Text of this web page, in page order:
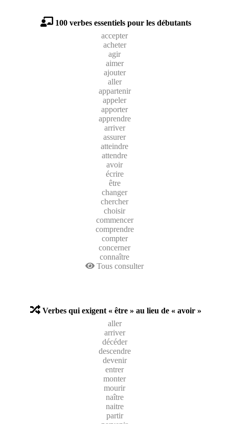
100 verbes essentiels pour les débutants
accepter
acheter
agir
aimer
ajouter
aller
appartenir
appeler
apporter
apprendre
arriver
assurer
atteindre
attendre
avoir
écrire
être
changer
chercher
choisir
commencer
comprendre
compter
concerner
connaître
Tous consulter
Verbes qui exigent « être » au lieu de « avoir »
aller
arriver
décéder
descendre
devenir
entrer
monter
mourir
naître
naitre
partir